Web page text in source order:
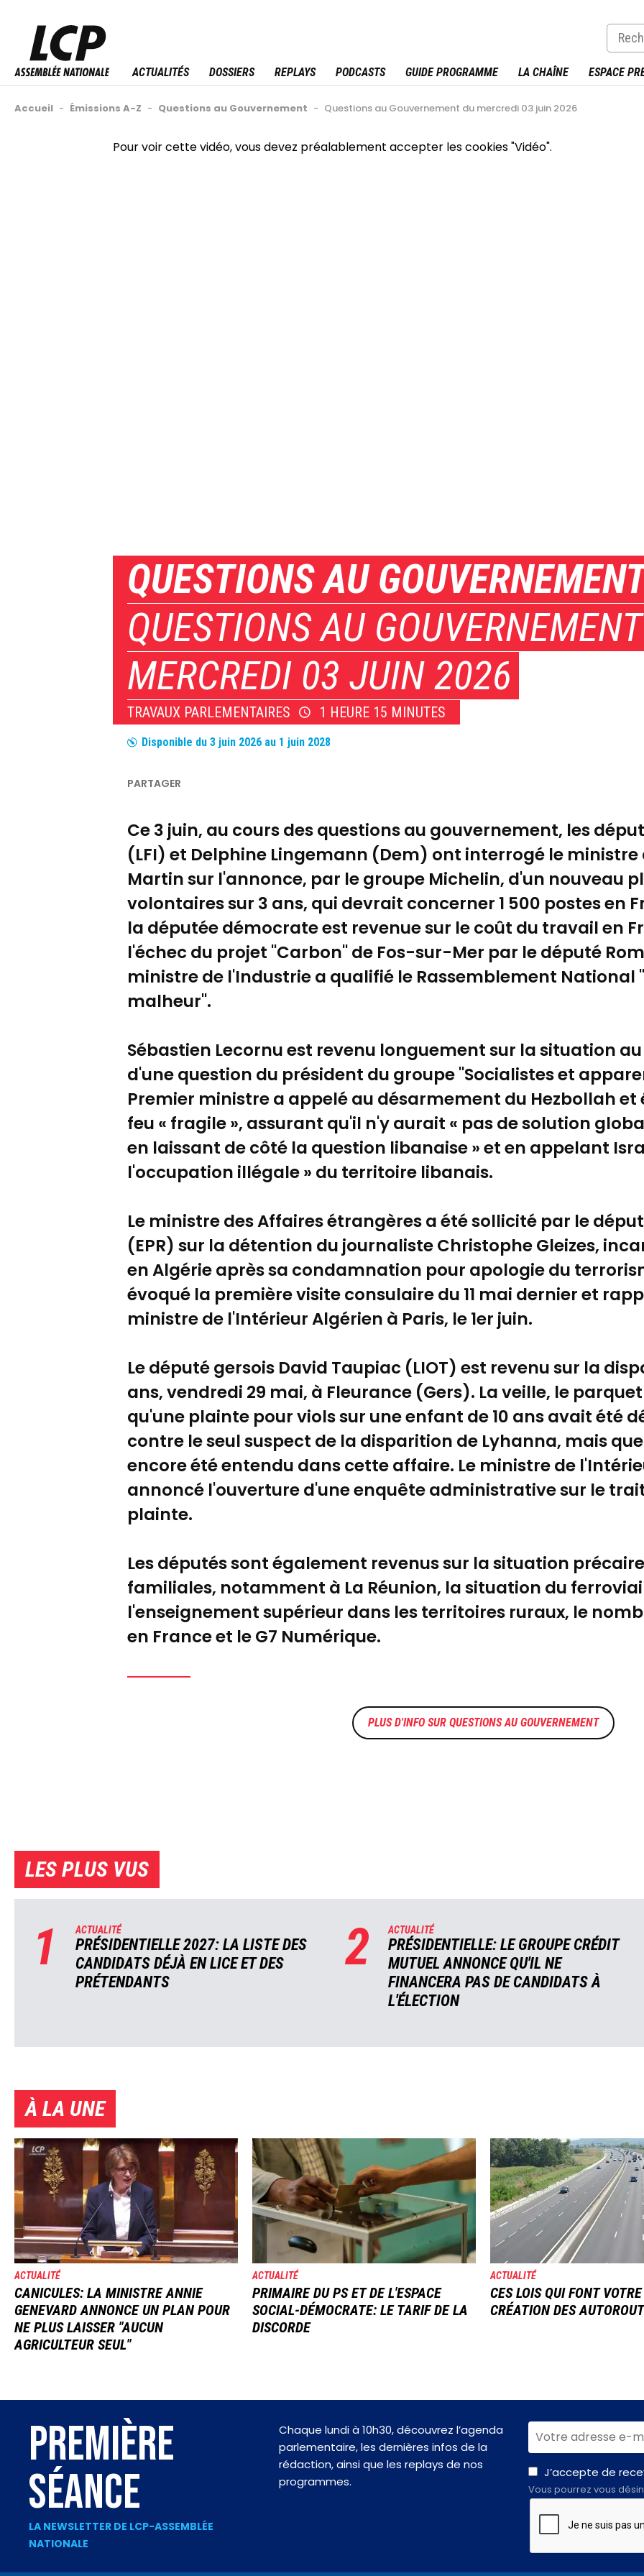
contenu
principal
ACTUALITÉS DOSSIERS REPLAYS PODCASTS GUIDE PROGRAMME LA CHAÎNE ESPACE
Fil
Accueil - Émissions A-Z - Questions au Gouvernement - Questions au Gouvernement du mercredi 03 juin 2026
Pour voir cette vidéo, vous devez préalablement accepter les cookies "Vidéo".
QUESTIONS AU
QUESTIONS AU
MERCREDI 03 JUIN 2026
TRAVAUX PARLEMENTAIRES 1 HEURE 15 MINUTES
Disponible du 3 juin 2026 au 1 juin 2028
Ce 3 juin, au cours des questions au gouvernement, les
(LFI) et Delphine Lingemann (Dem) ont interrogé le ministre
Martin sur l'annonce, par le groupe Michelin, d'un nouveau
volontaires sur 3 ans, qui devrait concerner 1 500 postes en
la députée démocrate est revenue sur le coût du travail en
l'échec du projet "Carbon" de Fos-sur-Mer par le député
ministre de l'Industrie a qualifié le Rassemblement National
malheur".
Sébastien Lecornu est revenu longuement sur la situation
d'une question du président du groupe "Socialistes et
Premier ministre a appelé au désarmement du Hezbollah et
feu « fragile », assurant qu'il n'y aurait « pas de solution
en laissant de côté la question libanaise » et en appelant
l'occupation illégale » du territoire libanais.
Le ministre des Affaires étrangères a été sollicité par le
(EPR) sur la détention du journaliste Christophe Gleizes,
en Algérie après sa condamnation pour apologie du
évoqué la première visite consulaire du 11 mai dernier et
ministre de l'Intérieur Algérien à Paris, le 1er juin.
Le député gersois David Taupiac (LIOT) est revenu sur la
ans, vendredi 29 mai, à Fleurance (Gers). La veille, le
qu'une plainte pour viols sur une enfant de 10 ans avait été
contre le seul suspect de la disparition de Lyhanna, mais
encore été entendu dans cette affaire. Le ministre de
annoncé l'ouverture d'une enquête administrative sur le
plainte.
Les députés sont également revenus sur la situation
familiales, notamment à La Réunion, la situation du
l'enseignement supérieur dans les territoires ruraux, le
en France et le G7 Numérique.
QUESTIONS AU GOUVERNEMENT
LES PLUS VUS
1 ACTUALITÉ
PRÉSIDENTIELLE 2027: LA LISTE DES
CANDIDATS DÉJÀ EN LICE ET DES
PRÉTENDANTS
2 ACTUALITÉ
PRÉSIDENTIELLE: LE GROUPE CRÉDIT
MUTUEL ANNONCE QU'IL NE
FINANCERA PAS DE CANDIDATS À
L'ÉLECTION
À LA UNE
Image
ACTUALITÉ
CANICULES: LA MINISTRE ANNIE
GENEVARD ANNONCE UN PLAN POUR
NE PLUS LAISSER "AUCUN
AGRICULTEUR SEUL"
Image
ACTUALITÉ
PRIMAIRE DU PS ET DE L'ESPACE
SOCIAL-DÉMOCRATE: LE TARIF DE LA
DISCORDE
Image
ACTUALITÉ
CES LOIS QUI FONT
CRÉATION DES
PREMIÈRE
SÉANCE
LA NEWSLETTER DE LCP-ASSEMBLÉE
NATIONALE
Chaque lundi à 10h30, découvrez l’agenda
parlementaire, les dernières infos de la
rédaction, ainsi que les replays de nos
programmes.
J’accepte de
Vous pourrez vous